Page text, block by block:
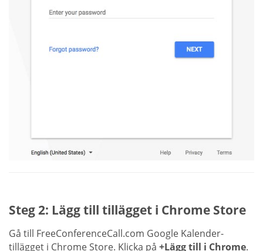
Steg 2: Lägg till tillägget i Chrome Store
Gå till FreeConferenceCall.com Google Kalender-
tillägget i Chrome Store. Klicka på +Lägg till i Chrome.